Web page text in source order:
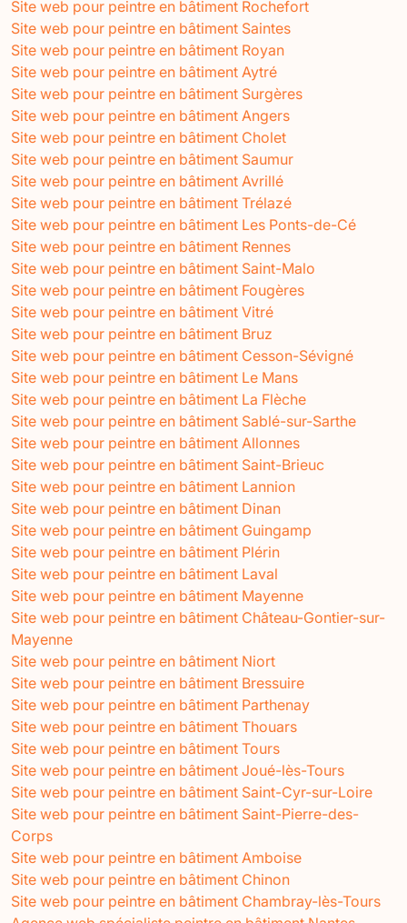
Site web pour peintre en bâtiment Rochefort
Site web pour peintre en bâtiment Saintes
Site web pour peintre en bâtiment Royan
Site web pour peintre en bâtiment Aytré
Site web pour peintre en bâtiment Surgères
Site web pour peintre en bâtiment Angers
Site web pour peintre en bâtiment Cholet
Site web pour peintre en bâtiment Saumur
Site web pour peintre en bâtiment Avrillé
Site web pour peintre en bâtiment Trélazé
Site web pour peintre en bâtiment Les Ponts-de-Cé
Site web pour peintre en bâtiment Rennes
Site web pour peintre en bâtiment Saint-Malo
Site web pour peintre en bâtiment Fougères
Site web pour peintre en bâtiment Vitré
Site web pour peintre en bâtiment Bruz
Site web pour peintre en bâtiment Cesson-Sévigné
Site web pour peintre en bâtiment Le Mans
Site web pour peintre en bâtiment La Flèche
Site web pour peintre en bâtiment Sablé-sur-Sarthe
Site web pour peintre en bâtiment Allonnes
Site web pour peintre en bâtiment Saint-Brieuc
Site web pour peintre en bâtiment Lannion
Site web pour peintre en bâtiment Dinan
Site web pour peintre en bâtiment Guingamp
Site web pour peintre en bâtiment Plérin
Site web pour peintre en bâtiment Laval
Site web pour peintre en bâtiment Mayenne
Site web pour peintre en bâtiment Château-Gontier-sur-
Mayenne
Site web pour peintre en bâtiment Niort
Site web pour peintre en bâtiment Bressuire
Site web pour peintre en bâtiment Parthenay
Site web pour peintre en bâtiment Thouars
Site web pour peintre en bâtiment Tours
Site web pour peintre en bâtiment Joué-lès-Tours
Site web pour peintre en bâtiment Saint-Cyr-sur-Loire
Site web pour peintre en bâtiment Saint-Pierre-des-
Corps
Site web pour peintre en bâtiment Amboise
Site web pour peintre en bâtiment Chinon
Site web pour peintre en bâtiment Chambray-lès-Tours